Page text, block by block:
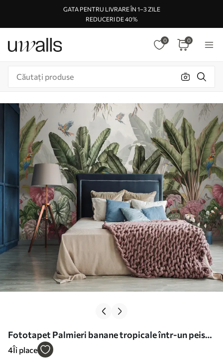
GATA PENTRU LIVRARE ÎN 1–3 ZILE
REDUCERI DE 40%
0 0
Fototapet Palmieri banane tropicale într-un peisaj
cu macaws și fluturi în stil vintage Nr. u95371
4Îi place